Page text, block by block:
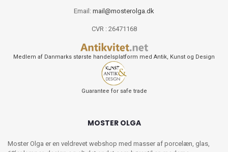
Email: mail@mosterolga.dk
CVR : 26471168
Medlem af Danmarks største handelsplatform med Antik, Kunst og Design
Guarantee for safe trade
MOSTER OLGA
Moster Olga er en veldrevet webshop med masser af porcelæn, glas,